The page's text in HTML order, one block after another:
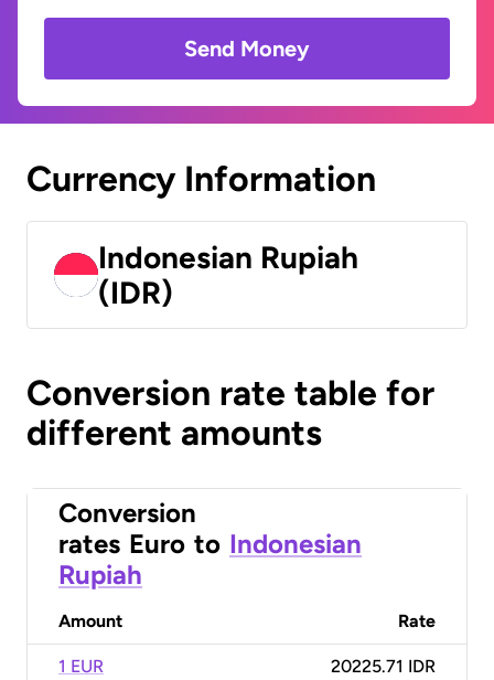
Send Money
Currency Information
Indonesian Rupiah
(IDR)
Conversion rate table for
different amounts
Conversion
rates Euro to Indonesian
Rupiah
Amount Rate
1 EUR 20225.71 IDR